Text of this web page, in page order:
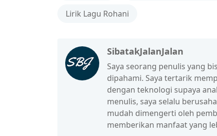
Lirik Lagu Rohani
SibatakJalanJalan
Saya seorang penulis yang
dipahami. Saya tertarik
dengan teknologi supaya
menulis, saya selalu
mudah dimengerti oleh
memberikan manfaat yang